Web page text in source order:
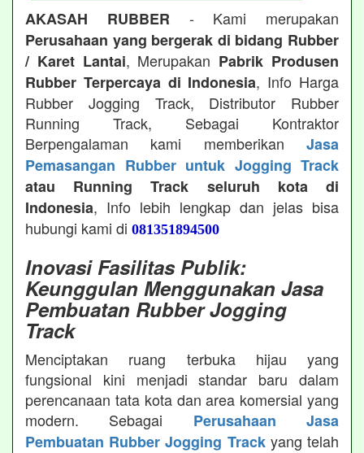
AKASAH RUBBER - Kami merupakan
Perusahaan yang bergerak di bidang Rubber
/ Karet Lantai, Merupakan Pabrik Produsen
Rubber Terpercaya di Indonesia, Info Harga
Rubber Jogging Track, Distributor Rubber
Running Track, Sebagai Kontraktor
Berpengalaman kami memberikan Jasa
Pemasangan Rubber untuk Jogging Track
atau Running Track seluruh kota di
Indonesia, Info lebih lengkap dan jelas bisa
hubungi kami di 081351894500
Inovasi Fasilitas Publik:
Keunggulan Menggunakan Jasa
Pembuatan Rubber Jogging
Track
Menciptakan ruang terbuka hijau yang
fungsional kini menjadi standar baru dalam
perencanaan tata kota dan area komersial yang
modern. Sebagai Perusahaan Jasa
Pembuatan Rubber Jogging Trackyang telah